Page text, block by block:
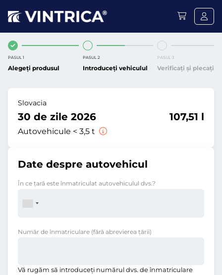
PASUL 1
Alegeți produsul
PASUL 2
Introduceți vehiculul
PASUL 3
Verificați și plecați
Slovacia
30 de zile 2026
Autovehicule < 3,5 t
107,51 l
Date despre autovehicul
În ce ţară este înmatriculat autovehiculul dvs.?
Număr de înmatriculare (fără abrevierea ţării)
Vă rugăm să introduceţi numărul dvs. de înmatriculare